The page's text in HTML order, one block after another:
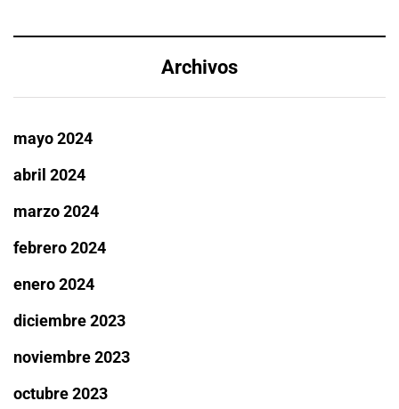
Archivos
mayo 2024
abril 2024
marzo 2024
febrero 2024
enero 2024
diciembre 2023
noviembre 2023
octubre 2023